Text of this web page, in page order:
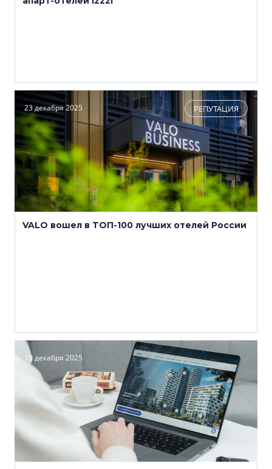
23 декабря 2025 РЕПУТАЦИЯ
VALO вошел в ТОП-100 лучших отелей России
19 декабря 2025